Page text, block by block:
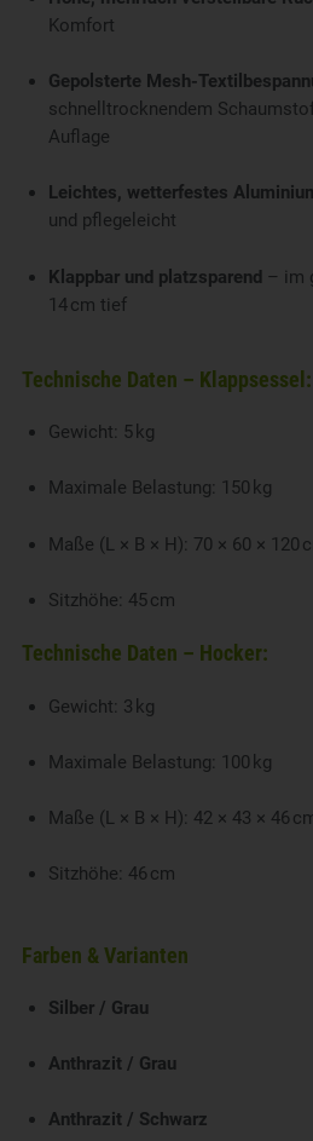
Komfort
Gepolsterte Mesh-
schnelltrocknendem
Auflage
Leichtes, wetterfestes
und pflegeleicht
Klappbar und platzsparend – im
14 cm tief
Technische Daten – Klappsessel:
Gewicht: 5 kg
Maximale Belastung: 150 kg
Maße (L × B × H): 70 × 60 × 120
Sitzhöhe: 45 cm
Technische Daten – Hocker:
Gewicht: 3 kg
Maximale Belastung: 100 kg
Maße (L × B × H): 42 × 43 × 46
Sitzhöhe: 46 cm
Farben & Varianten
Silber / Grau
Anthrazit / Grau
Anthrazit / Schwarz